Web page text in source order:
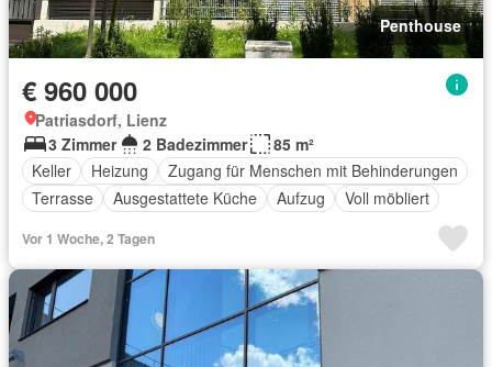
Penthouse
€ 960 000
Patriasdorf, Lienz
3 Zimmer
2 Badezimmer
85 m²
Keller
Heizung
Zugang für Menschen mit Behinderungen
Terrasse
Ausgestattete Küche Aufzug Voll möbliert
Vor 1 Woche, 2 Tagen